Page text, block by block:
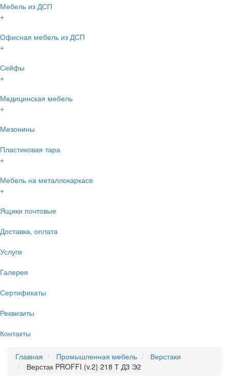
Мебель из ДСП
+
Офисная мебель из ДСП
+
Сейфы
+
Медицинская мебель
+
Мезонины
Пластиковая тара
+
Мебель на металлокаркасе
+
Ящики почтовые
Доставка, оплата
Услуги
Галерея
Сертификаты
Реквизиты
Контакты
Главная Промышленная мебель
Верстаки
Верстак PROFFI (v.2) 218 Т Д3 Э2